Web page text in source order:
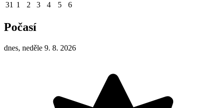
31 1 2 3 4 5 6
Počasí
dnes, neděle 9. 8. 2026